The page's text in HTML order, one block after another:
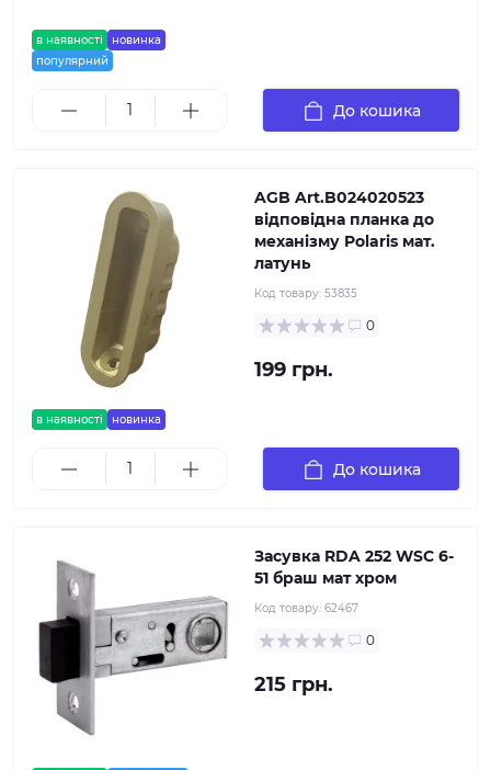
в наявності
новинка
популярний
До кошика
в наявності новинка
AGB Art.B024020523
відповідна планка до
механізму Polaris мат.
латунь
Код товару: 53835
0
199 грн.
До кошика
Засувка RDA 252 WSC 6-
51 браш мат хром
Код товару: 62467
0
215 грн.